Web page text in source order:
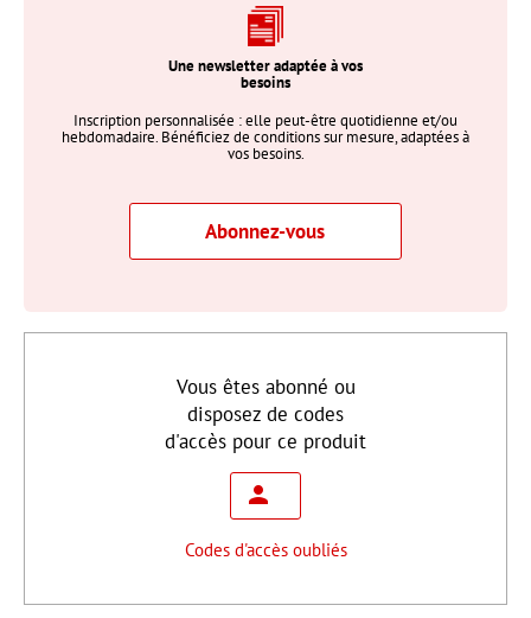
Une newsletter adaptée à vos
besoins
Inscription personnalisée : elle peut-être quotidienne et/ou
hebdomadaire. Bénéficiez de conditions sur mesure, adaptées à
vos besoins.
Abonnez-vous
Vous êtes abonné ou
disposez de codes
d'accès pour ce produit
Codes d'accès oubliés